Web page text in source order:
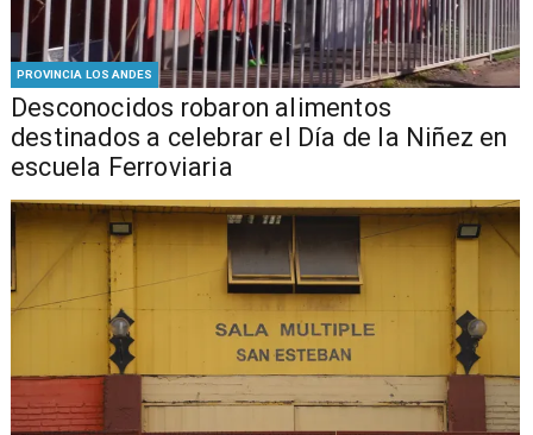
PROVINCIA LOS ANDES
Desconocidos robaron alimentos
destinados a celebrar el Día de la Niñez en
escuela Ferroviaria